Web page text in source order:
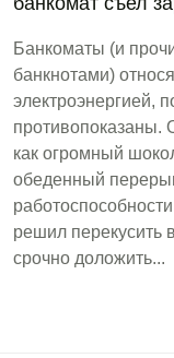
Банкоматы (и
банкнотами)
электроэнергией,
противопоказаны.
как огромный
обеденный
решил перекусить
срочно доложить...